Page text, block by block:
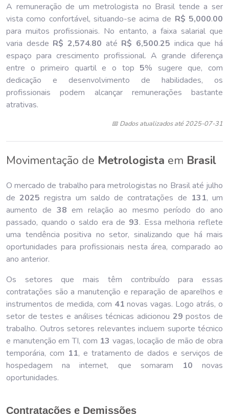
A remuneração de um metrologista no Brasil tende a ser
vista como confortável, situando-se acima de R$ 5,000.00
para muitos profissionais. No entanto, a faixa salarial que
varia desde R$ 2,574.80 até R$ 6,500.25 indica que há
espaço para crescimento profissional. A grande diferença
entre o primeiro quartil e o top 5% sugere que, com
dedicação e desenvolvimento de habilidades, os
profissionais podem alcançar remunerações bastante
atrativas.
📅 Dados atualizados até 2025-07-31
Movimentação de Metrologista em Brasil
O mercado de trabalho para metrologistas no Brasil até julho
de2025 registra um saldo de contratações de 131, um
aumento de 38 em relação ao mesmo período do ano
passado, quando o saldo era de 93. Essa melhoria reflete
uma tendência positiva no setor, sinalizando que há mais
oportunidades para profissionais nesta área, comparado ao
ano anterior.
Os setores que mais têm contribuído para essas
contratações são a manutenção e reparação de aparelhos e
instrumentos de medida, com 41 novas vagas. Logo atrás, o
setor de testes e análises técnicas adicionou 29 postos de
trabalho. Outros setores relevantes incluem suporte técnico
e manutenção em TI, com 13 vagas, locação de mão de obra
temporária, com 11, e tratamento de dados e serviços de
hospedagem na internet, que somaram 10 novas
oportunidades.
Contratações e Demissões